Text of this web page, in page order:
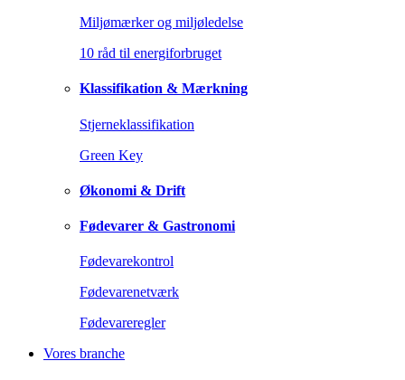
Miljømærker og miljøledelse
10 råd til energiforbruget
Klassifikation & Mærkning
Stjerneklassifikation
Green Key
Økonomi & Drift
Fødevarer & Gastronomi
Fødevarekontrol
Fødevarenetværk
Fødevareregler
Vores branche